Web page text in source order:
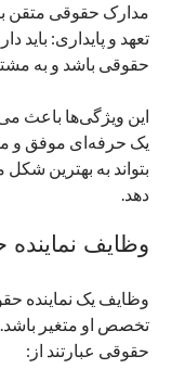
مدارک حقوقی متقن
تعهد و پایداری: باید
حقوقی باشد و به
این ویژگی‌ها باعث
یک حرفه‌ای موفق و
بتواند به بهترین
دهد.
وظایف
وظایف یک نماینده
تخصص او متغیر باشد.
حقوقی عبارتند از: